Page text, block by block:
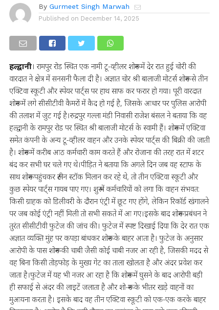
By Gurmeet Singh Marwah
Published on December 14, 2025
हल्द्वानी। रामपुर रोड स्थित एक नामी टू-व्हीलर शोरूम में देर रात हुई चोरी की
वारदात ने क्षेत्र में सनसनी फैला दी है। अज्ञात चोर श्री बालाजी मोटर्स शोरूम से तीन
एक्टिवा स्कूटी और स्पेयर पार्ट्स पर हाथ साफ कर फरार हो गया। पूरी वारदात
शोरूम में लगे सीसीटीवी कैमरों में कैद हो गई है, जिसके आधार पर पुलिस आरोपी
की तलाश में जुट गई है।रुद्रपुर गल्ला मंडी निवासी राजेश बंसल ने बताया कि वह
हल्द्वानी के रामपुर रोड पर स्थित श्री बालाजी मोटर्स के स्वामी हैं। शोरूम में एक्टिवा
समेत कंपनी के अन्य टू-व्हीलर वाहन और उनके स्पेयर पार्ट्स की बिक्री की जाती
है। शोरूम में करीब आठ कर्मचारी काम करते हैं और रोजाना की तरह रात में शटर
बंद कर सभी घर चले गए थे।पीड़ित ने बताया कि अगले दिन जब वह स्टाफ के
साथ शोरूम पहुंचकर रूटीन स्टॉक मिलान कर रहे थे, तो तीन एक्टिवा स्कूटी और
कुछ स्पेयर पार्ट्स गायब पाए गए। शुरू में कर्मचारियों को लगा कि वाहन संभवत:
किसी ग्राहक को डिलीवरी के दौरान एंट्री में छूट गए होंगे, लेकिन रिकॉर्ड खंगालने
पर जब कोई एंट्री नहीं मिली तो सभी सकते में आ गए।इसके बाद शोरूम प्रबंधन ने
तुरंत सीसीटीवी फुटेज की जांच की। फुटेज में स्पष्ट दिखाई दिया कि देर रात एक
अज्ञात व्यक्ति मुंह पर कपड़ा बांधकर शोरूम के बाहर आता है। फुटेज के अनुसार
आरोपी के पास शोरूम की चाबी जैसी कोई चाबी नजर आ रही है, जिसकी मदद से
वह बिना किसी तोड़फोड़ के मुख्य गेट का ताला खोलता है और अंदर प्रवेश कर
जाता है।फुटेज में यह भी नजर आ रहा है कि शोरूम में घुसने के बाद आरोपी बड़ी
ही सफाई से अंदर की लाइटें जलाता है और शो-रूम के भीतर खड़े वाहनों का
मुआयना करता है। इसके बाद वह तीन एक्टिवा स्कूटी को एक-एक करके बाहर